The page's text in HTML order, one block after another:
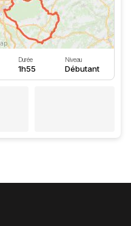
Durée
1h55
Niveau
Débutant